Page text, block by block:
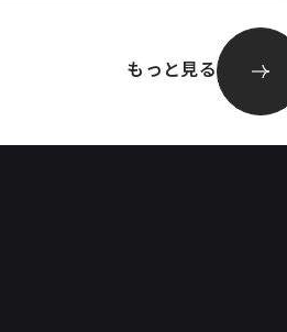
もっと見る
株式会社マ
キテミテキ